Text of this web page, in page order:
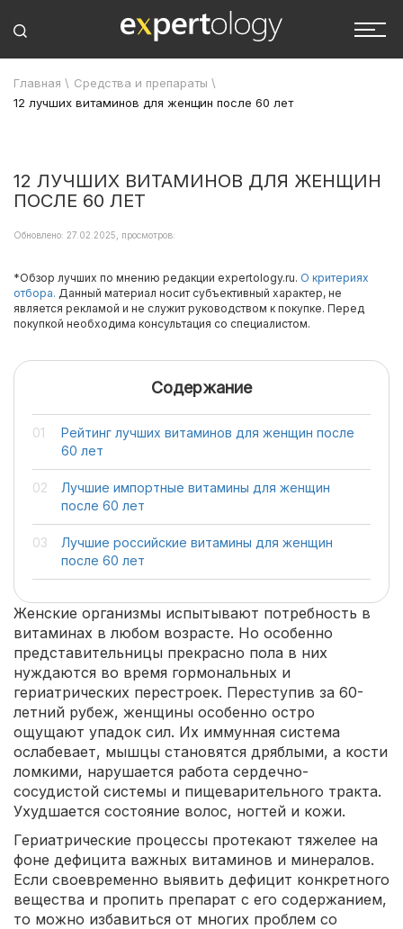
Главная \ Средства и препараты \
12 лучших витаминов для женщин после 60 лет
12 ЛУЧШИХ ВИТАМИНОВ ДЛЯ ЖЕНЩИН
ПОСЛЕ 60 ЛЕТ
Обновлено: 27.02.2025, просмотров:
*Обзор лучших по мнению редакции expertology.ru. О критериях
отбора. Данный материал носит субъективный характер, не
является рекламой и не служит руководством к покупке. Перед
покупкой необходима консультация со специалистом.
Содержание
Рейтинг лучших витаминов для женщин после
60 лет
Лучшие импортные витамины для женщин
после 60 лет
Лучшие российские витамины для женщин
после 60 лет
Женские организмы испытывают потребность в
витаминах в любом возрасте. Но особенно
представительницы прекрасно пола в них
нуждаются во время гормональных и
гериатрических перестроек. Переступив за 60-
летний рубеж, женщины особенно остро
ощущают упадок сил. Их иммунная система
ослабевает, мышцы становятся дряблыми, а кости
ломкими, нарушается работа сердечно-
сосудистой системы и пищеварительного тракта.
Ухудшается состояние волос, ногтей и кожи.
Гериатрические процессы протекают тяжелее на
фоне дефицита важных витаминов и минералов.
Если своевременно выявить дефицит конкретного
вещества и пропить препарат с его содержанием,
то можно избавиться от многих проблем со